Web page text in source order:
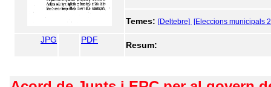
Temes: [Deltebre] [Eleccions municipals
JPG PDF
Resum: